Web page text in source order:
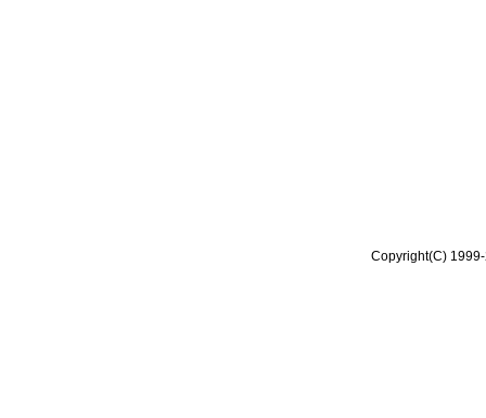
Copyright(C)